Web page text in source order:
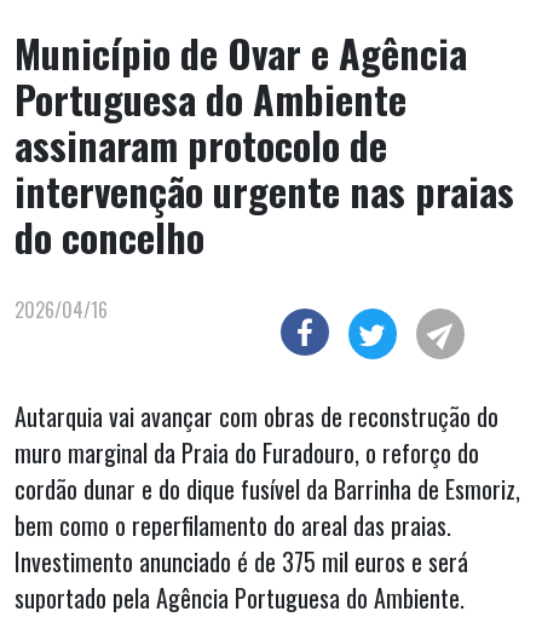
Município de Ovar e Agência
Portuguesa do Ambiente
assinaram protocolo de
intervenção urgente nas praias
do concelho
2026/04/16
Autarquia vai avançar com obras de reconstrução do
muro marginal da Praia do Furadouro, o reforço do
cordão dunar e do dique fusível da Barrinha de Esmoriz,
bem como o reperfilamento do areal das praias.
Investimento anunciado é de 375 mil euros e será
suportado pela Agência Portuguesa do Ambiente.